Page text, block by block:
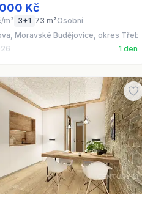
Kč
m² 3+1 73 m²Osobní
Moravské Budějovice, okres Třebíč
1 den